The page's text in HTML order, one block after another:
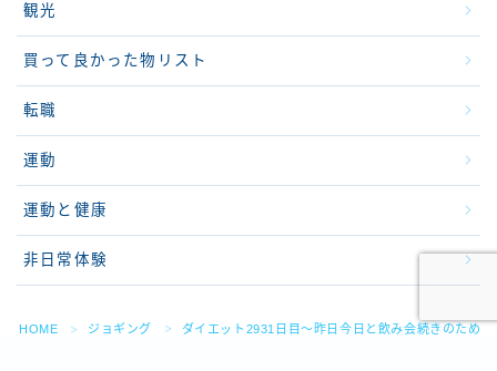
観光
買って良かった物リスト
転職
運動
運動と健康
非日常体験
HOME ＞ ジョギング ＞ ダイエット2931日目～昨日今日と飲み会続きのため